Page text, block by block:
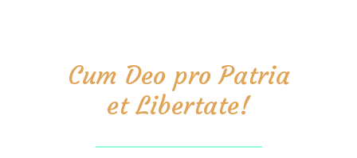
Cum Deo pro Patria
et Libertate!